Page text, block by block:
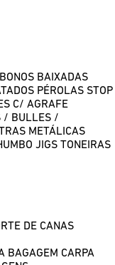
BAIXADAS
PÉROLAS STOP
C/ AGRAFE
/ BULLES /
METÁLICAS
JIGS TONEIRAS
DE CANAS
BAGAGEM CARPA